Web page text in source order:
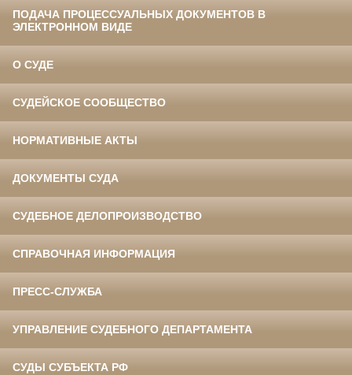
ПОДАЧА ПРОЦЕССУАЛЬНЫХ ДОКУМЕНТОВ В
ЭЛЕКТРОННОМ ВИДЕ
О СУДЕ
СУДЕЙСКОЕ СООБЩЕСТВО
НОРМАТИВНЫЕ АКТЫ
ДОКУМЕНТЫ СУДА
СУДЕБНОЕ ДЕЛОПРОИЗВОДСТВО
СПРАВОЧНАЯ ИНФОРМАЦИЯ
ПРЕСС-СЛУЖБА
УПРАВЛЕНИЕ СУДЕБНОГО ДЕПАРТАМЕНТА
СУДЫ СУБЪЕКТА РФ